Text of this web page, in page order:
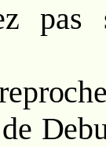
pas